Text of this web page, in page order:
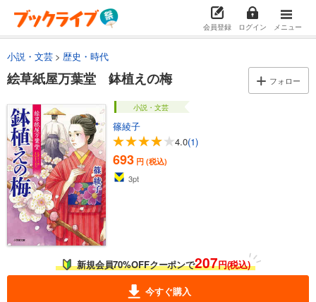
会員登録 ログイン メニュー
小説・文芸 歴史・時代
絵草紙屋万葉堂 鉢植えの梅 フォロー
小説・文芸
篠綾子
4.0(1)
693 円 (税込)
3pt
新規会員70%OFFクーポンで207円(税込)
今すぐ購入